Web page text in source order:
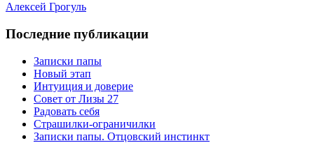
Алексей Грогуль
Последние публикации
Записки папы
Новый этап
Интуиция и доверие
Совет от Лизы 27
Радовать себя
Страшилки-ограничилки
Записки папы. Отцовский инстинкт